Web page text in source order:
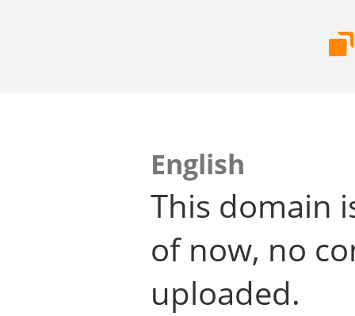
English
This domain
of now, no
uploaded.